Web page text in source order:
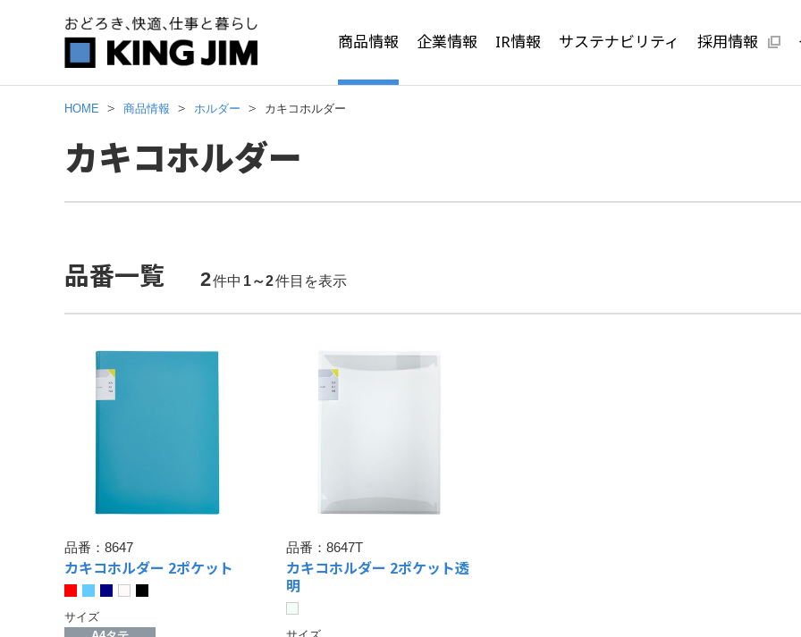
商品情報 企業情報 IR情報 サステナビリティ 採用情報
HOME 商品情報 ホルダー カキコホルダー
カキコホルダー
品番一覧 2件中 1～2件目を表示
品番： 8647
カキコホルダー 2ポケット
サイズ
品番： 8647T
カキコホルダー 2ポケット透
明